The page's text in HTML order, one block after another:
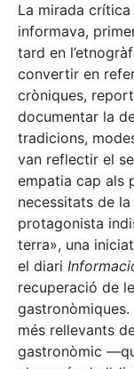
La mirada
informava,
tard en
convertir en
cròniques,
documentar la
tradicions,
van reflectir el
empatia cap als
necessitats de
protagonista
terra», una
el diari
recuperació de
gastronòmiques.
més rellevants
gastronòmic